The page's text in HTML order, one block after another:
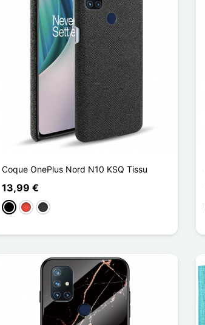
Coque OnePlus Nord N10 KSQ Tissu
13,99 €
PretoVermelhoCinzento escuro